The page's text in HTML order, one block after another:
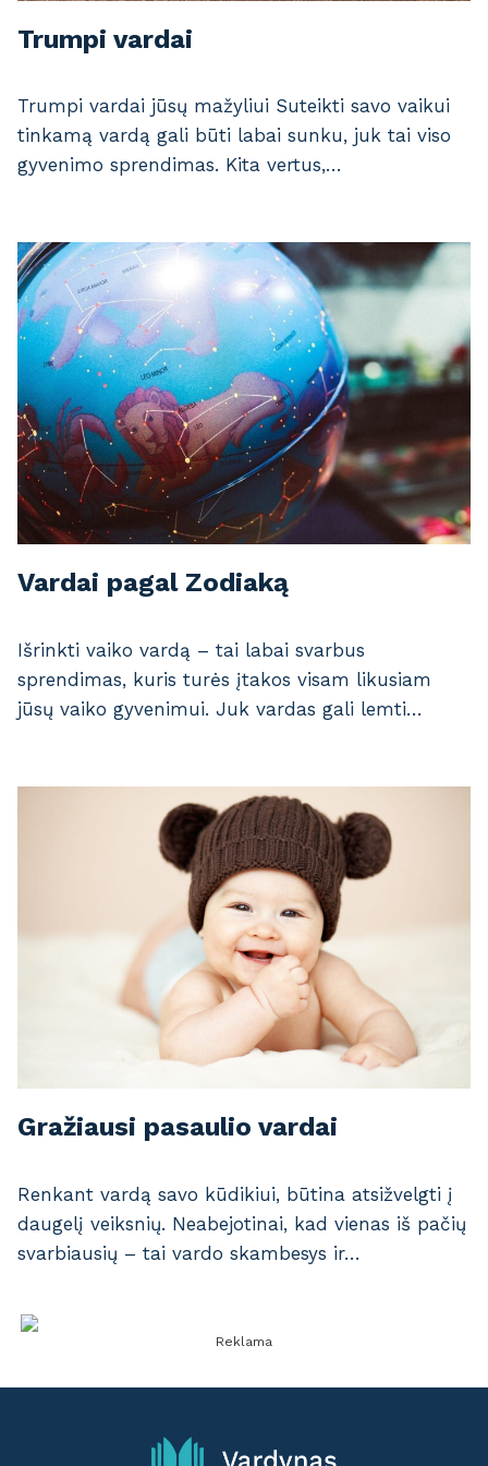
Trumpi vardai
Trumpi vardai jūsų mažyliui Suteikti savo vaikui
tinkamą vardą gali būti labai sunku, juk tai viso
gyvenimo sprendimas. Kita vertus,…
Vardai pagal Zodiaką
Išrinkti vaiko vardą – tai labai svarbus
sprendimas, kuris turės įtakos visam likusiam
jūsų vaiko gyvenimui. Juk vardas gali lemti…
Gražiausi pasaulio vardai
Renkant vardą savo kūdikiui, būtina atsižvelgti į
daugelį veiksnių. Neabejotinai, kad vienas iš pačių
svarbiausių – tai vardo skambesys ir…
Reklama